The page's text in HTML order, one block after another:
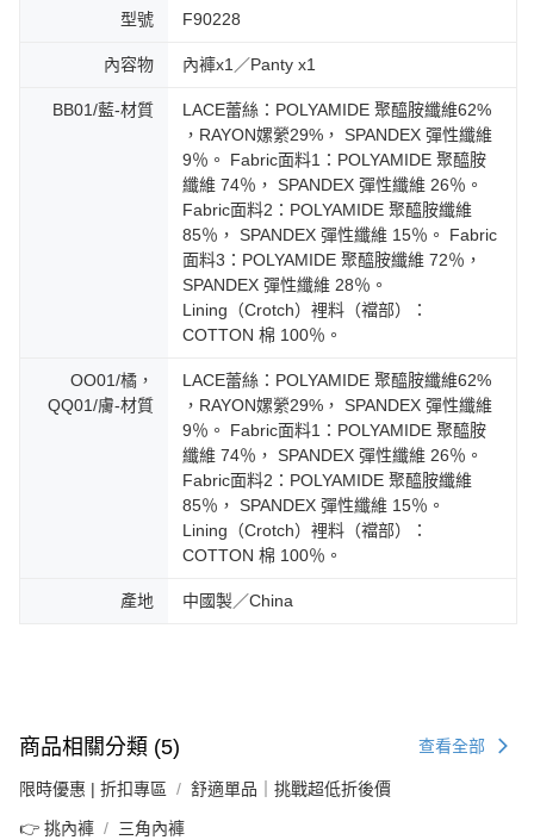
型號 F90228
內容物 內褲x1／Panty x1
BB01/藍-材質
LACE蕾絲：POLYAMIDE 聚醯胺纖維62%
，RAYON嫘縈29%， SPANDEX 彈性纖維
9％。 Fabric面料1：POLYAMIDE 聚醯胺
纖維 74％， SPANDEX 彈性纖維 26％。
Fabric面料2：POLYAMIDE 聚醯胺纖維
85％， SPANDEX 彈性纖維 15％。 Fabric
面料3：POLYAMIDE 聚醯胺纖維 72％，
SPANDEX 彈性纖維 28％。
Lining（Crotch）裡料（襠部）：
COTTON 棉 100％。
OO01/橘，
QQ01/膚-材質
LACE蕾絲：POLYAMIDE 聚醯胺纖維62%
，RAYON嫘縈29%， SPANDEX 彈性纖維
9％。 Fabric面料1：POLYAMIDE 聚醯胺
纖維 74％， SPANDEX 彈性纖維 26％。
Fabric面料2：POLYAMIDE 聚醯胺纖維
85％， SPANDEX 彈性纖維 15％。
Lining（Crotch）裡料（襠部）：
COTTON 棉 100％。
產地 中國製／China
商品相關分類 (5) 查看全部
限時優惠 | 折扣專區 舒適單品｜挑戰超低折後價
👉 挑內褲 三角內褲